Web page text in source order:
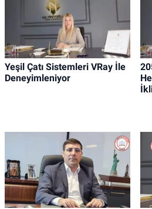
Yeşil Çatı Sistemleri VRay İle
Deneyimleniyor